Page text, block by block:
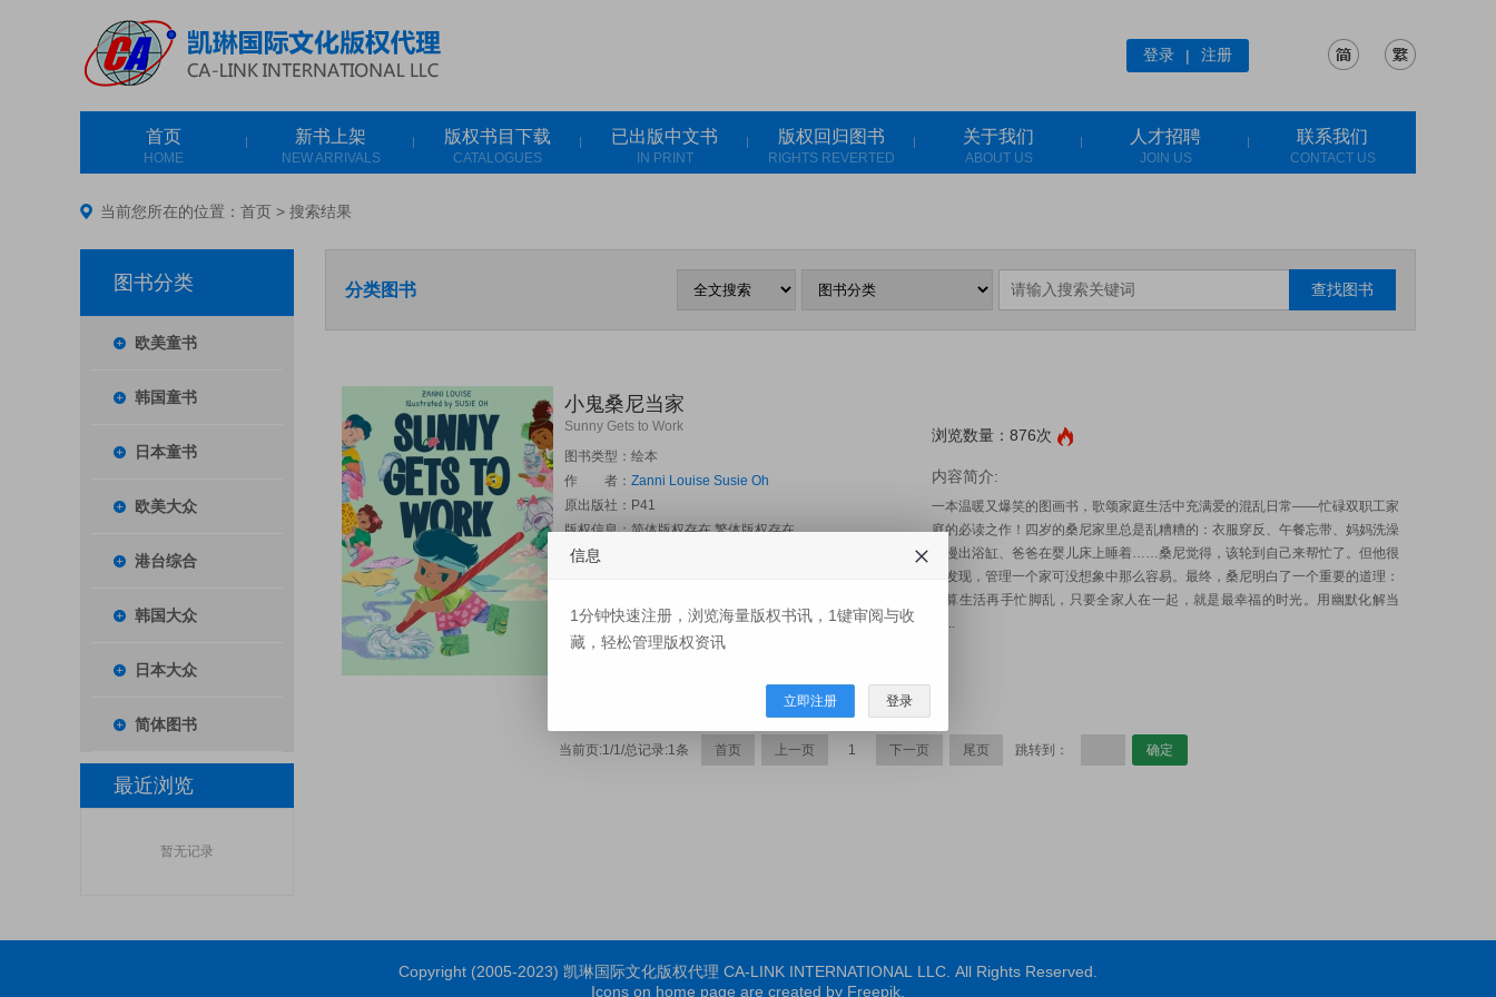
登录 | 注册
首页
HOME
新书上架
NEW ARRIVALS
版权书目下载
CATALOGUES
已出版中文书
IN PRINT
版权回归图书
RIGHTS REVERTED
关于我们
ABOUT US
人才招聘
JOIN US
联系我们
CONTACT US
当前您所在的位置： 首页 > 搜索结果
图书分类
欧美童书
韩国童书
日本童书
欧美大众
港台综合
韩国大众
日本大众
简体图书
最近浏览
暂无记录
分类图书 查找图书
小鬼桑尼当家
Sunny Gets to Work
图书类型：绘本
作 者： Zanni Louise Susie Oh
原出版社： P41
版权信息：简体版权存在,繁体版权存在
图书页码：32
审阅资料：PDF
联系人：
Bella
浏览数量：876次
内容简介:
一本温暖又爆笑的图画书，歌颂家庭生活中充满爱的混乱日常——忙碌双职工家
庭的必读之作！四岁的桑尼家里总是乱糟糟的：衣服穿反、午餐忘带、妈妈洗澡
水漫出浴缸、爸爸在婴儿床上睡着……桑尼觉得，该轮到自己来帮忙了。但他很
快发现，管理一个家可没想象中那么容易。最终，桑尼明白了一个重要的道理：
就算生活再手忙脚乱，只要全家人在一起，就是最幸福的时光。用幽默化解当
代...
当前页:1/1/总记录:1条 首页 上一页 1 下一页 尾页 跳转到：
Copyright (2005-2023) 凯琳国际文化版权代理 CA-LINK INTERNATIONAL LLC. All Rights Reserved.
Icons on home page are created by Freepik.
信息
1分钟快速注册，浏览海量版权书讯，1键审阅与收
藏，轻松管理版权资讯
立即注册 登录